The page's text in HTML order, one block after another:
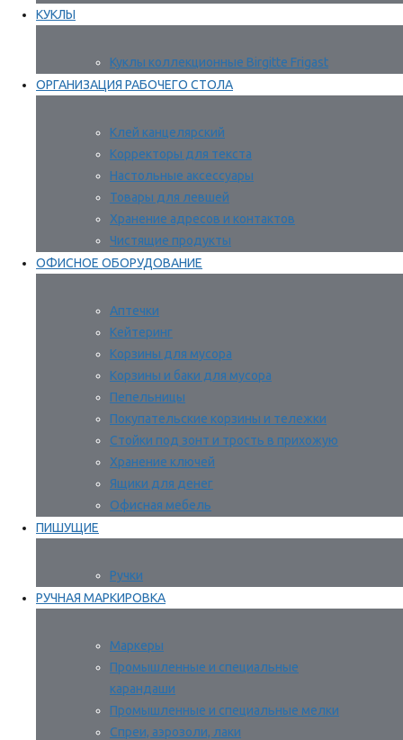
КУКЛЫ
Куклы коллекционные Birgitte Frigast
ОРГАНИЗАЦИЯ РАБОЧЕГО СТОЛА
Клей канцелярский
Корректоры для текста
Настольные аксессуары
Товары для левшей
Хранение адресов и контактов
Чистящие продукты
ОФИСНОЕ ОБОРУДОВАНИЕ
Аптечки
Кейтеринг
Корзины для мусора
Корзины и баки для мусора
Пепельницы
Покупательские корзины и тележки
Стойки под зонт и трость в прихожую
Хранение ключей
Ящики для денег
Офисная мебель
ПИШУЩИЕ
Ручки
РУЧНАЯ МАРКИРОВКА
Маркеры
Промышленные и специальные
карандаши
Промышленные и специальные мелки
Спреи, аэрозоли, лаки